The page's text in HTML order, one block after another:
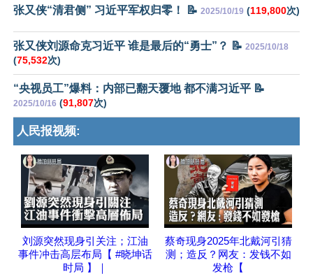
张又侠“清君侧” 习近平军权归零！ 📝 2025/10/19 (119,800次)
张又侠刘源命克习近平 谁是最后的“勇士”？ 📝 2025/10/18
(75,532次)
“央视员工”爆料：内部已翻天覆地 都不满习近平 📝
2025/10/16 (91,807次)
人民报视频:
刘源突然现身引关注；江油
事件冲击高层布局【 #晓坤话
时局 】｜
蔡奇现身2025年北戴河引猜
测；造反？网友：发钱不如
发枪【